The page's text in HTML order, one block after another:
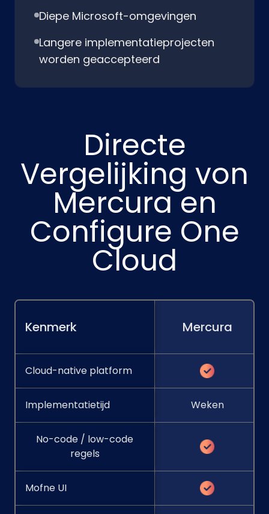
Diepe Microsoft-omgevingen
Langere implementatieprojecten
worden geaccepteerd
Directe
Vergelijking von
Mercura en
Configure One
Cloud
Kenmerk Mercura
Cloud-native platform
Implementatietijd Weken
No-code / low-code
regels
Mofne UI